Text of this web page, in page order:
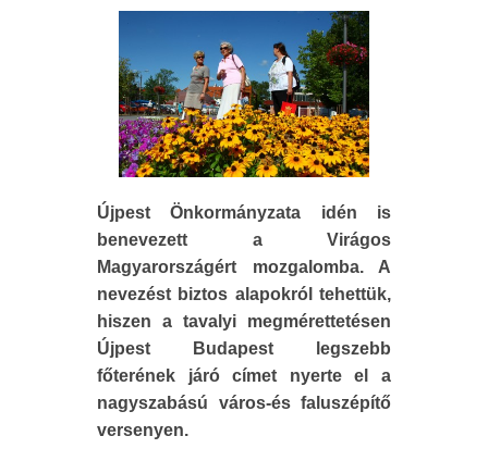
Újpest Önkormányzata idén is
benevezett a Virágos
Magyarországért mozgalomba. A
nevezést biztos alapokról tehettük,
hiszen a tavalyi megmérettetésen
Újpest Budapest legszebb
főterének járó címet nyerte el a
nagyszabású város-és faluszépítő
versenyen.